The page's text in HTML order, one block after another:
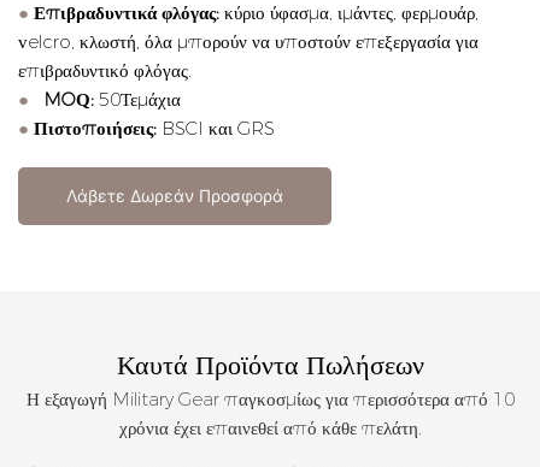
● Επιβραδυντικά φλόγας: κύριο ύφασμα, ιμάντες, φερμουάρ,
velcro, κλωστή, όλα μπορούν να υποστούν επεξεργασία για
επιβραδυντικό φλόγας.
●
MOQ: 50Τεμάχια
● Πιστοποιήσεις: BSCI και GRS
Λάβετε Δωρεάν Προσφορά
Καυτά Προϊόντα Πωλήσεων
Η εξαγωγή Military Gear παγκοσμίως για περισσότερα από 10
χρόνια έχει επαινεθεί από κάθε πελάτη.